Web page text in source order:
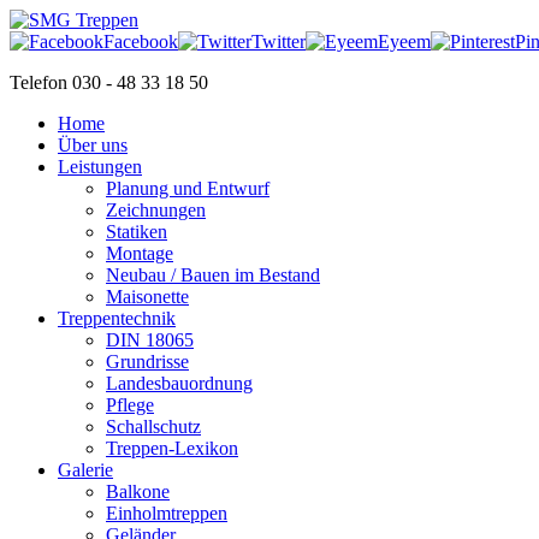
Facebook Twitter Eyeem
Telefon 030 - 48 33 18 50
Home
Über uns
Leistungen
Planung und Entwurf
Zeichnungen
Statiken
Montage
Neubau / Bauen im Bestand
Maisonette
Treppentechnik
DIN 18065
Grundrisse
Landesbauordnung
Pflege
Schallschutz
Treppen-Lexikon
Galerie
Balkone
Einholmtreppen
Geländer